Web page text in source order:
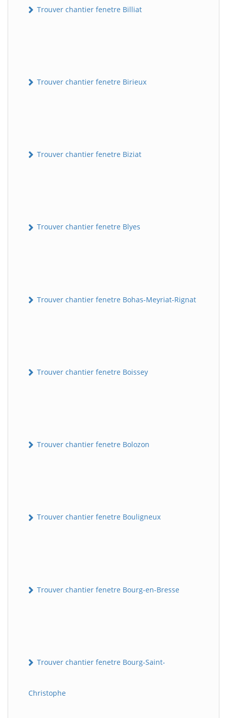
Trouver chantier fenetre Billiat
Trouver chantier fenetre Birieux
Trouver chantier fenetre Biziat
Trouver chantier fenetre Blyes
Trouver chantier fenetre Bohas-Meyriat-Rignat
Trouver chantier fenetre Boissey
Trouver chantier fenetre Bolozon
Trouver chantier fenetre Bouligneux
Trouver chantier fenetre Bourg-en-Bresse
Trouver chantier fenetre Bourg-Saint-
Christophe